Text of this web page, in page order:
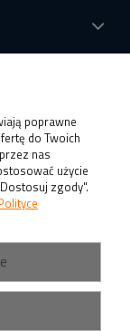
poprawne
do Twoich
nas
użycie
zgody".